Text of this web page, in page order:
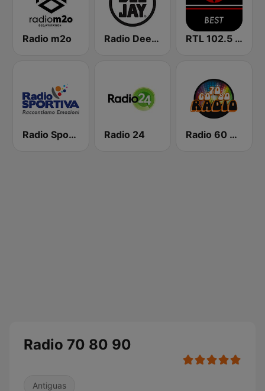
Radio m2o Radio Deejay RTL 102.5 - Best
Radio Sportiva Radio 24 Radio 60 70 80
Radio 70 80 90
Antiguas